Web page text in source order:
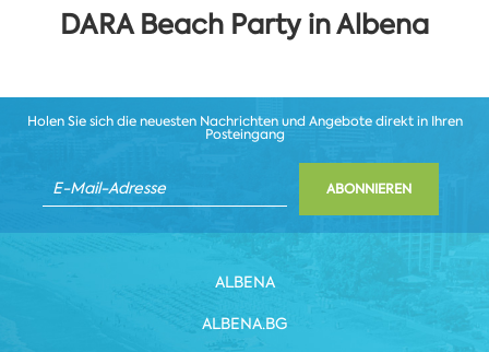
DARA Beach Party in Albena
Holen Sie sich die neuesten Nachrichten und Angebote direkt in Ihren
Posteingang
ABONNIEREN
ALBENA
ALBENA.BG